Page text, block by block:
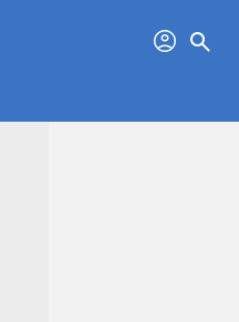
profil search